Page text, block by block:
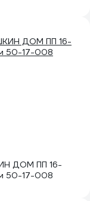
ДОМ ПП 16-
50-17-008